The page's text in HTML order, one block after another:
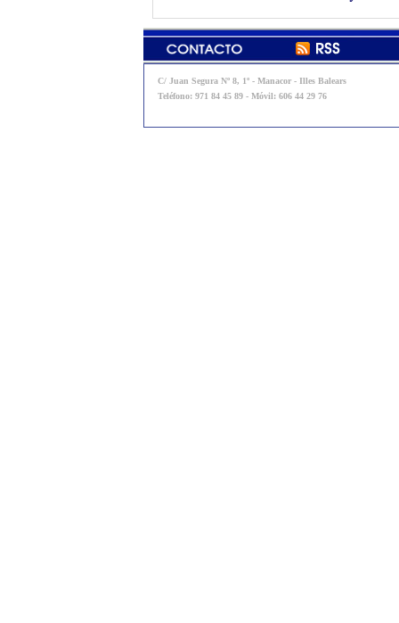
C/ Juan Segura Nº 8, 1º - Manacor - Illes Balears
Teléfono: 971 84 45 89 - Móvil: 606 44 29 76